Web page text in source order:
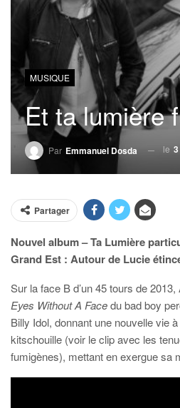
MUSIQUE
Et ta lumière
Par Emmanuel Dosda le
Partager
Nouvel album – Ta Lumière
Grand Est : Autour de Lucie
Sur la face B d’un 45 tours de
Eyes Without A Facedu bad boy
Billy Idol, donnant une nouvelle vie
kitschouille (voir le clip avec les
fumigènes), mettant en exergue sa